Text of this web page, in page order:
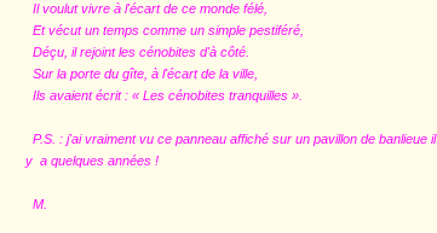
Il voulut vivre à l'écart de ce monde félé,
Et vécut un temps comme un simple pestiféré,
Déçu, il rejoint les cénobites d'à côté.
Sur la porte du gîte, à l'écart de la ville,
Ils avaient écrit : « Les cénobites tranquilles ».
P.S. : j'ai vraiment vu ce panneau affiché sur un pavillon de banlieue il
y a quelques années !
M.